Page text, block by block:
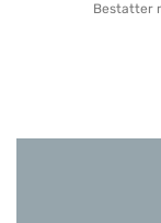
Bestatter